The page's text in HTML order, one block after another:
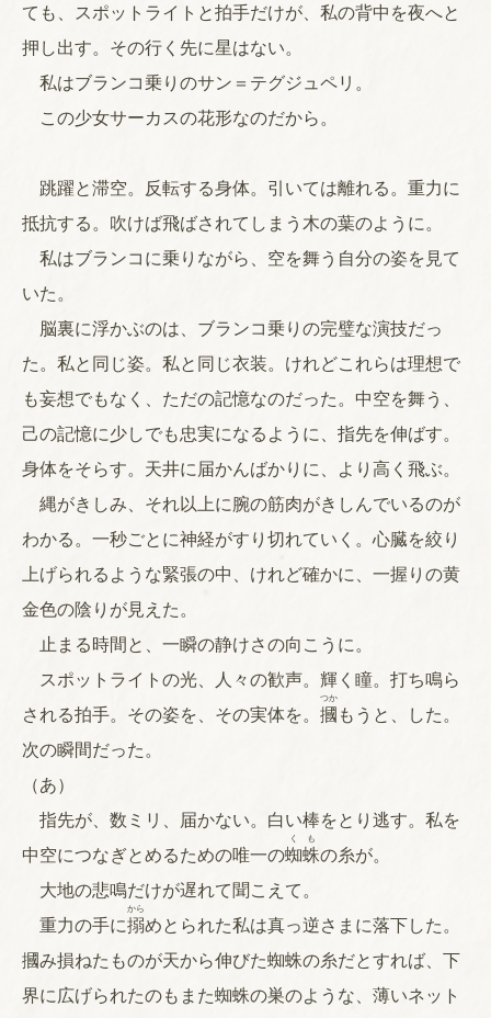
ても、スポットライトと拍手だけが、私の背中を夜へと
押し出す。その行く先に星はない。
私はブランコ乗りのサン＝テグジュペリ。
この少女サーカスの花形なのだから。
跳躍と滞空。反転する身体。引いては離れる。重力に
抵抗する。吹けば飛ばされてしまう木の葉のように。
私はブランコに乗りながら、空を舞う自分の姿を見て
いた。
脳裏に浮かぶのは、ブランコ乗りの完璧な演技だっ
た。私と同じ姿。私と同じ衣装。けれどこれらは理想で
も妄想でもなく、ただの記憶なのだった。中空を舞う、
己の記憶に少しでも忠実になるように、指先を伸ばす。
身体をそらす。天井に届かんばかりに、より高く飛ぶ。
縄がきしみ、それ以上に腕の筋肉がきしんでいるのが
わかる。一秒ごとに神経がすり切れていく。心臓を絞り
上げられるような緊張の中、けれど確かに、一握りの黄
金色の陰りが見えた。
止まる時間と、一瞬の静けさの向こうに。
スポットライトの光、人々の歓声。輝く瞳。打ち鳴ら
される拍手。その姿を、その実体を。 摑
つか
もうと、した。
次の瞬間だった。
（あ）
指先が、数ミリ、届かない。白い棒をとり逃す。私を
中空につなぎとめるための唯一の蜘蛛
くも
の糸が。
大地の悲鳴だけが遅れて聞こえて。
重力の手に搦
から
めとられた私は真っ逆さまに落下した。
摑み損ねたものが天から伸びた蜘蛛の糸だとすれば、下
界に広げられたのもまた蜘蛛の巣のような、薄いネット